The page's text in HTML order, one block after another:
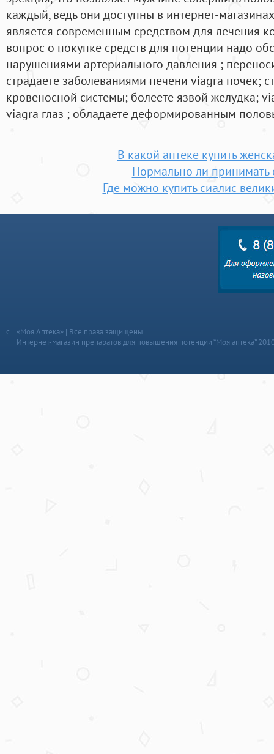
каждый, ведь они доступны в интернет-
является современным средством для лечения
вопрос о покупке средств для потенции надо
нарушениями артериального давления ;
страдаете заболеваниями печени viagra почек;
кровеносной системы; болеете язвой желудка;
viagra глаз ; обладаете деформированным
В какой аптеке купить
Нормально ли принимать
Где можно купить сиалис
«Моя Аптека» | Все права защищены
Интернет-магазин препаратов для повышения потенции “Моя аптека”